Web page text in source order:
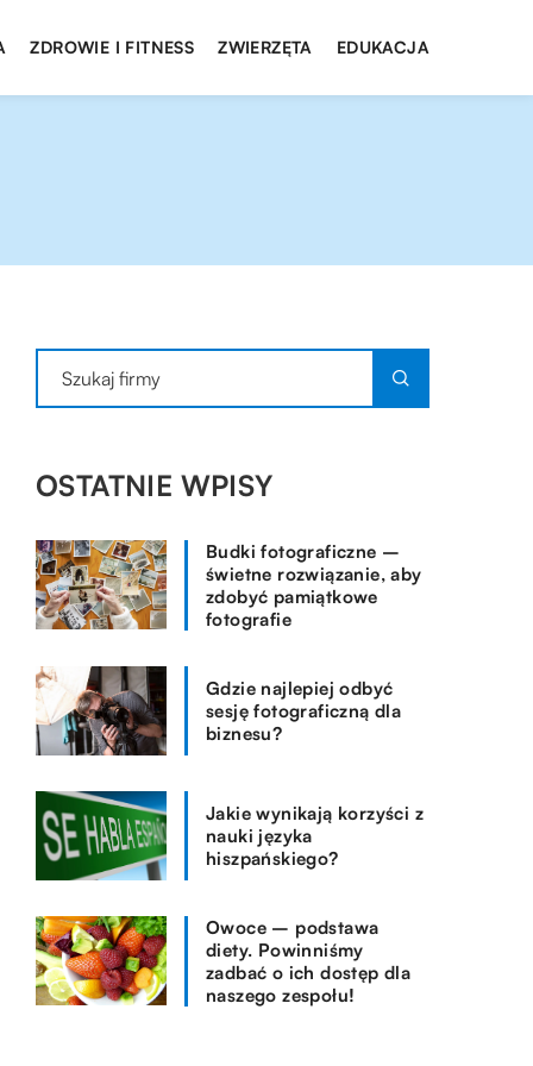
ZDROWIE I FITNESS ZWIERZĘTA EDUKACJA
OSTATNIE WPISY
Budki fotograficzne –
świetne rozwiązanie, aby
zdobyć pamiątkowe
fotografie
Gdzie najlepiej odbyć
sesję fotograficzną dla
biznesu?
Jakie wynikają korzyści z
nauki języka
hiszpańskiego?
Owoce – podstawa
diety. Powinniśmy
zadbać o ich dostęp dla
naszego zespołu!